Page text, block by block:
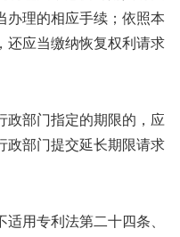
办理的相应手续；依照本
还应当缴纳恢复权利请求
政部门指定的期限的，应
政部门提交延长期限请求
用专利法第二十四条、